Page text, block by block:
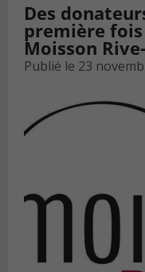
Des
première fois
Moisson
Publié le 23